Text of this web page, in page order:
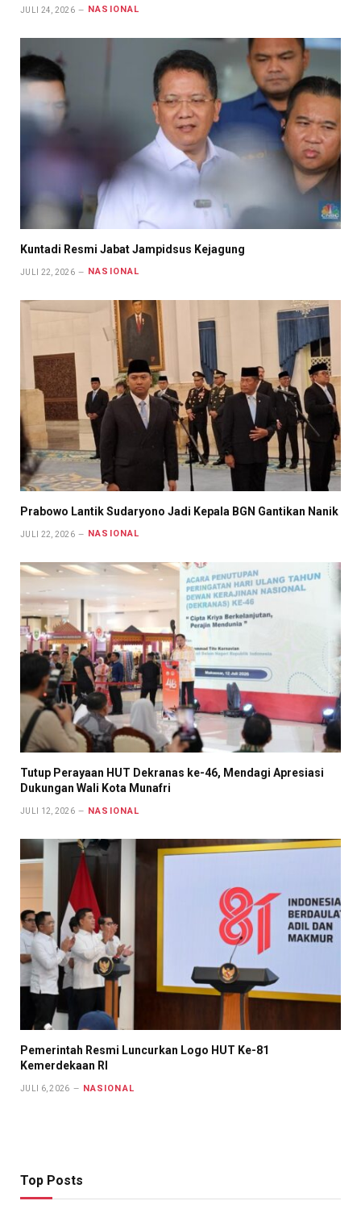
JULI 24, 2026 NASIONAL
Kuntadi Resmi Jabat Jampidsus Kejagung
JULI 22, 2026 NASIONAL
Prabowo Lantik Sudaryono Jadi Kepala BGN Gantikan Nanik
JULI 22, 2026 NASIONAL
Tutup Perayaan HUT Dekranas ke-46, Mendagi Apresiasi
Dukungan Wali Kota Munafri
JULI 12, 2026 NASIONAL
Pemerintah Resmi Luncurkan Logo HUT Ke-81
Kemerdekaan RI
JULI 6, 2026 NASIONAL
Top Posts